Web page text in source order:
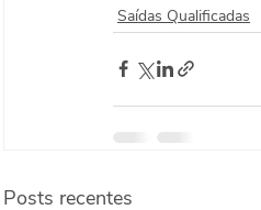
Saídas Qualificadas
Posts recentes